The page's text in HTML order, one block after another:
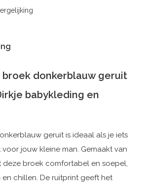
broek donkerblauw geruit
babykleding en
geruit is ideaal als je iets
jouw kleine man. Gemaakt van
deze broek comfortabel en soepel,
chillen. De ruitprint geeft het